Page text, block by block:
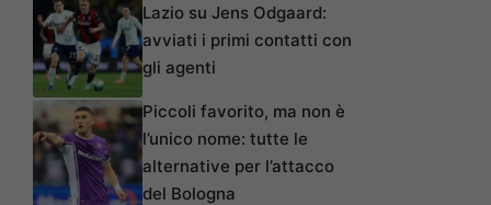
Lazio su Jens Odgaard:
avviati i primi contatti con
gli agenti
Piccoli favorito, ma non è
l’unico nome: tutte le
alternative per l’attacco
del Bologna